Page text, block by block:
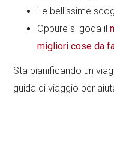
Le bellissime
Oppure si goda il
migliori cose da
Sta pianificando un
guida di viaggio per